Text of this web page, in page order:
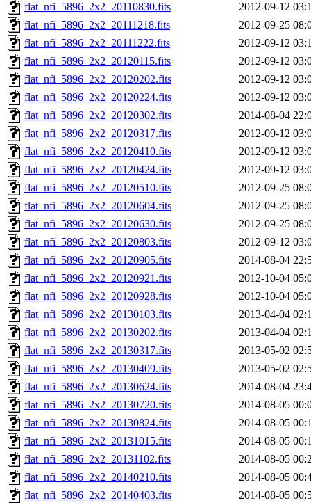
flat_nfi_5896_2x2_20110830.fits
2012-09-12
flat_nfi_5896_2x2_20111218.fits
2012-09-25
flat_nfi_5896_2x2_20111222.fits
2012-09-12
flat_nfi_5896_2x2_20120115.fits
2012-09-12
flat_nfi_5896_2x2_20120202.fits
2012-09-12
flat_nfi_5896_2x2_20120224.fits
2012-09-12
flat_nfi_5896_2x2_20120302.fits
2014-08-04
flat_nfi_5896_2x2_20120317.fits
2012-09-12
flat_nfi_5896_2x2_20120410.fits
2012-09-12
flat_nfi_5896_2x2_20120424.fits
2012-09-12
flat_nfi_5896_2x2_20120510.fits
2012-09-25
flat_nfi_5896_2x2_20120604.fits
2012-09-25
flat_nfi_5896_2x2_20120630.fits
2012-09-25
flat_nfi_5896_2x2_20120803.fits
2012-09-12
flat_nfi_5896_2x2_20120905.fits
2014-08-04
flat_nfi_5896_2x2_20120921.fits
2012-10-04
flat_nfi_5896_2x2_20120928.fits
2012-10-04
flat_nfi_5896_2x2_20130103.fits
2013-04-04
flat_nfi_5896_2x2_20130202.fits
2013-04-04
flat_nfi_5896_2x2_20130317.fits
2013-05-02
flat_nfi_5896_2x2_20130409.fits
2013-05-02
flat_nfi_5896_2x2_20130624.fits
2014-08-04
flat_nfi_5896_2x2_20130720.fits
2014-08-05
flat_nfi_5896_2x2_20130824.fits
2014-08-05
flat_nfi_5896_2x2_20131015.fits
2014-08-05
flat_nfi_5896_2x2_20131102.fits
2014-08-05
flat_nfi_5896_2x2_20140210.fits
2014-08-05
flat_nfi_5896_2x2_20140403.fits
2014-08-05